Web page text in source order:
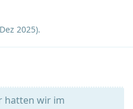
2025).
hatten wir im